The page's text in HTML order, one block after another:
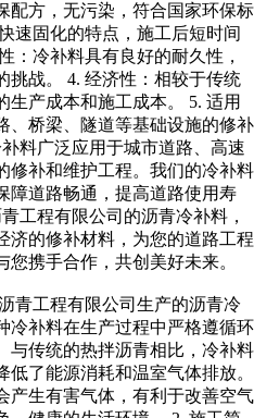
配方，无污染，符合国家环保标
速固化的特点，施工后短时间
：冷补料具有良好的耐久性，
挑战。 4. 经济性：相较于传统
生产成本和施工成本。 5. 适用
、桥梁、隧道等基础设施的修补
料广泛应用于城市道路、高速
修补和维护工程。我们的冷补料
障道路畅通，提高道路使用寿
工程有限公司的沥青冷补料，
济的修补材料，为您的道路工程
携手合作，共创美好未来。
青工程有限公司生产的沥青冷
冷补料在生产过程中严格遵循环
与传统的热拌沥青相比，冷补料
了能源消耗和温室气体排放。
产生有害气体，有利于改善空气